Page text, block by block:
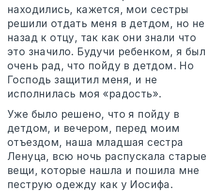
находились, кажется, мои сестры
решили отдать меня в детдом, но не
назад к отцу, так как они знали что
это значило. Будучи ребенком, я был
очень рад, что пойду в детдом. Но
Господь защитил меня, и не
исполнилась моя «радость».
Уже было решено, что я пойду в
детдом, и вечером, перед моим
отъездом, наша младшая сестра
Ленуца, всю ночь распускала старые
вещи, которые нашла и пошила мне
пеструю одежду как у Иосифа.